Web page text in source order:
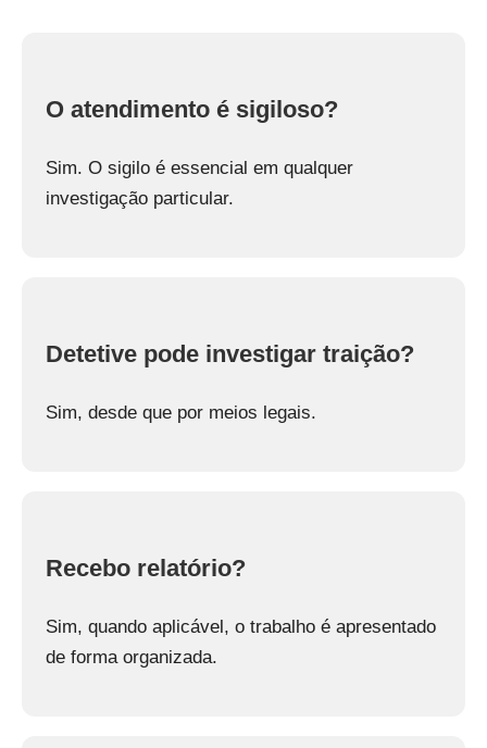
O atendimento é sigiloso?
Sim. O sigilo é essencial em qualquer
investigação particular.
Detetive pode investigar traição?
Sim, desde que por meios legais.
Recebo relatório?
Sim, quando aplicável, o trabalho é apresentado
de forma organizada.